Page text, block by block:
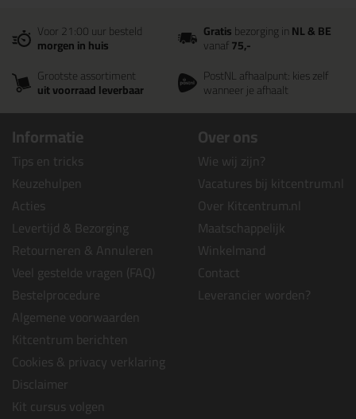
Voor 21:00 uur besteld
morgen in huis
Gratisbezorging inNL & BE
vanaf75,-
Grootste assortiment
uit voorraad leverbaar
PostNL afhaalpunt: kies zelf
wanneer je afhaalt
Informatie
Tips en tricks
Keuzehulpen
Acties
Levertijd & Bezorging
Retourneren & Annuleren
Veel gestelde vragen (FAQ)
Bestelprocedure
Algemene voorwaarden
Kitcentrum berichten
Cookies & privacy verklaring
Disclaimer
Kit cursus volgen
Over ons
Wie wij zijn?
Vacatures bij kitcentrum.nl
Over Kitcentrum.nl
Maatschappelijk
Winkelmand
Contact
Leverancier worden?